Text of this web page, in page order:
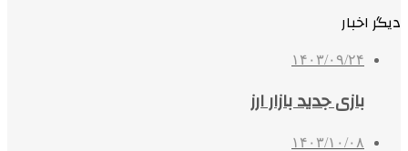
دیگر اخبار
۱۴۰۳/۰۹/۲۴
بازی جدید بازار ارز
۱۴۰۳/۱۰/۰۸